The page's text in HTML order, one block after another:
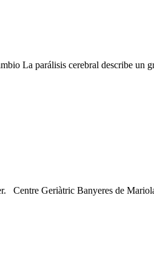
La parálisis cerebral describe
Centre Geriàtric Banyeres de